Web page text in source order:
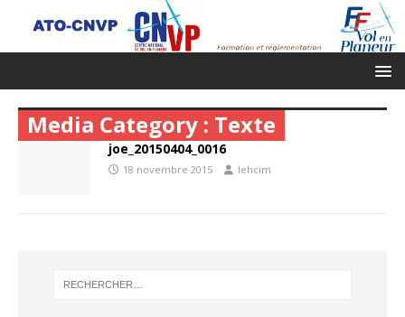
Media Category : Texte
joe_20150404_0016
18 novembre 2015 lehcim